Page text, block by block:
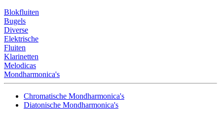
Blokfluiten
Bugels
Diverse
Elektrische
Fluiten
Klarinetten
Melodicas
Mondharmonica's
Chromatische Mondharmonica's
Diatonische Mondharmonica's